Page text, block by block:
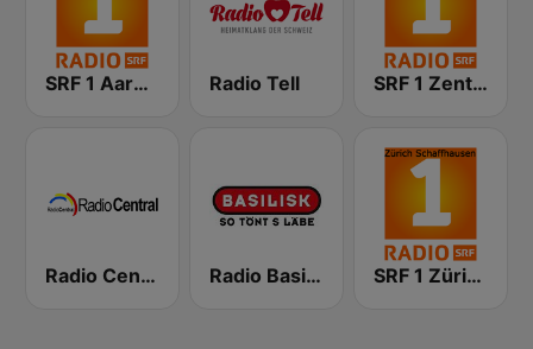
SRF 1 Aargau Solothurn Radio Tell SRF 1 Zentralschweiz
Radio Central Radio Basilisk SRF 1 Zürich Schaffhausen